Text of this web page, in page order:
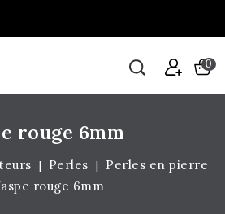
0
rouge 6mm
Perles
Perles en pierre
rouge 6mm